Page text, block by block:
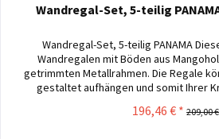
Wandregal-Set, 5-teilig
Wandregal-Set, 5-teilig PANAMA
Wandregalen mit Böden aus
getrimmten Metallrahmen. Die Regale
gestaltet aufhängen und somit Ihrer
196,46 € * 209,00